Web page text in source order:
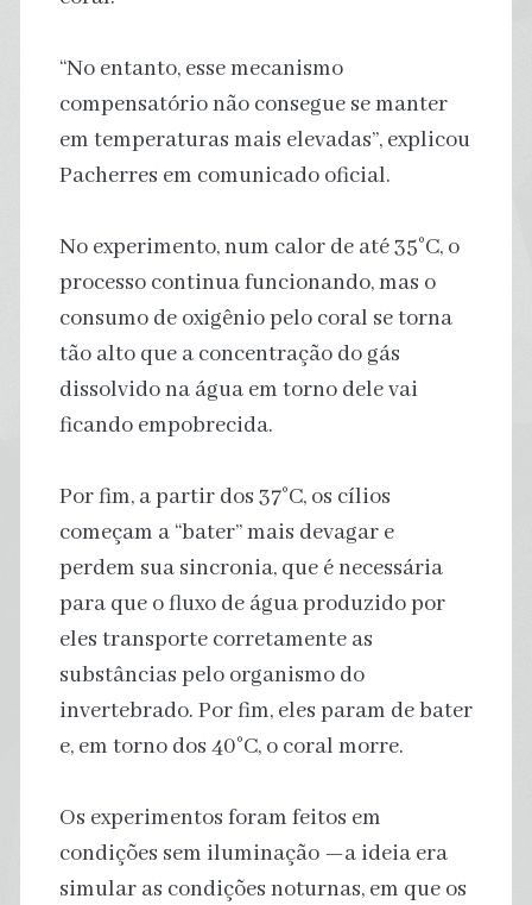
“No entanto, esse mecanismo
compensatório não consegue se manter
em temperaturas mais elevadas”, explicou
Pacherres em comunicado oficial.
No experimento, num calor de até 35°C, o
processo continua funcionando, mas o
consumo de oxigênio pelo coral se torna
tão alto que a concentração do gás
dissolvido na água em torno dele vai
ficando empobrecida.
Por fim, a partir dos 37°C, os cílios
começam a “bater” mais devagar e
perdem sua sincronia, que é necessária
para que o fluxo de água produzido por
eles transporte corretamente as
substâncias pelo organismo do
invertebrado. Por fim, eles param de bater
e, em torno dos 40°C, o coral morre.
Os experimentos foram feitos em
condições sem iluminação —a ideia era
simular as condições noturnas, em que os